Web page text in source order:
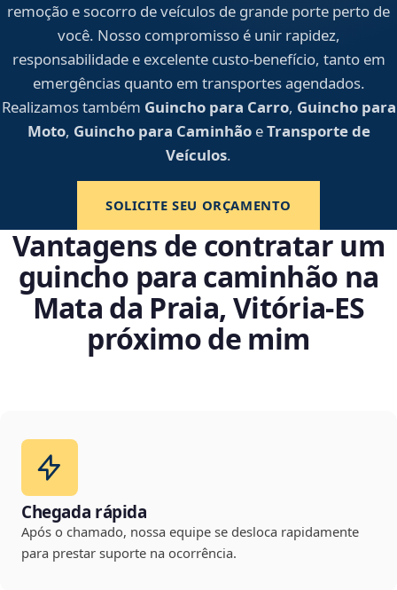
remoção e socorro de veículos de grande porte perto de
você. Nosso compromisso é unir rapidez,
responsabilidade e excelente custo-benefício, tanto em
emergências quanto em transportes agendados.
Realizamos também Guincho para Carro, Guincho para
Moto, Guincho para CaminhãoeTransporte de
Veículos.
SOLICITE SEU ORÇAMENTO
Vantagens de contratar um
guincho para caminhão na
Mata da Praia, Vitória‑ES
próximo de mim
Chegada rápida
Após o chamado, nossa equipe se desloca rapidamente
para prestar suporte na ocorrência.